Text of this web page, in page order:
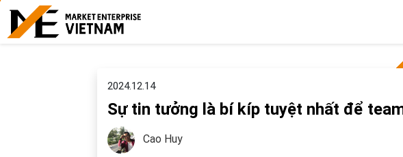
2024.12.14
Sự tin tưởng là bí kíp tuyệt nhất để
Cao Huy